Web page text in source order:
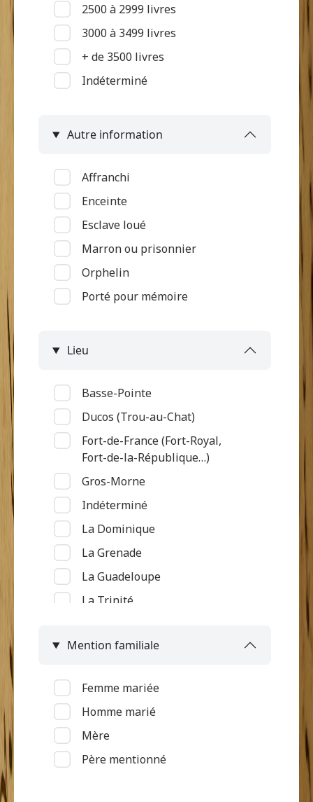
Mutilation
Pas d'informations
Pian
Piqué par serpent
Ulcère et "loupe"
Vieillesse
2500 à 2999 livres
3000 à 3499 livres
+ de 3500 livres
Indéterminé
Autre information
Affranchi
Enceinte
Esclave loué
Marron ou prisonnier
Orphelin
Porté pour mémoire
Lieu
Basse-Pointe
Ducos (Trou-au-Chat)
Fort-de-France (Fort-Royal,
Fort-de-la-République…)
Gros-Morne
Indéterminé
La Dominique
La Grenade
La Guadeloupe
La Trinité
Le François
Le Lorrain (Grand'Anse)
Le Marin
Le Prêcheur
Le Robert
Mention familiale
Femme mariée
Homme marié
Mère
Père mentionné